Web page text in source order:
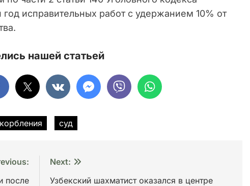
исправительных работ с удержанием 10% от
нашей статьей
суд
после
Next:
Узбекский шахматист оказался в центре